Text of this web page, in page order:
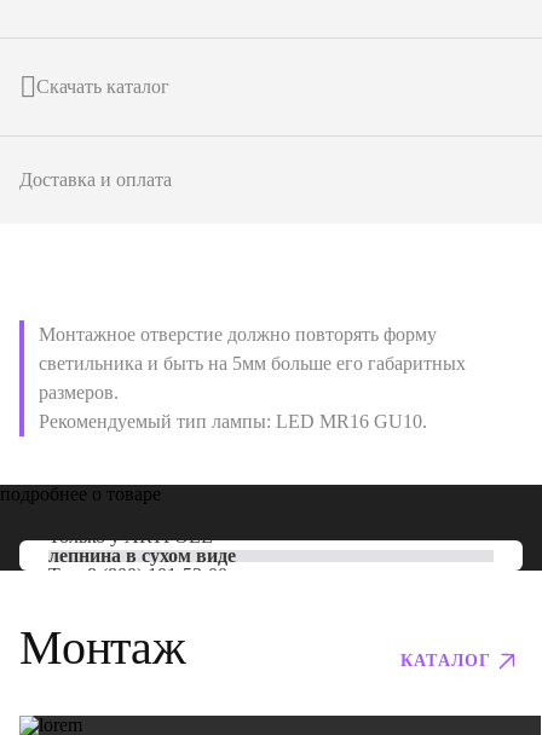
Скачать каталог
Доставка и оплата
Монтажное отверстие должно повторять форму
светильника и быть на 5мм больше его габаритных
размеров.
Рекомендуемый тип лампы: LED MR16 GU10.
подробнее о товаре
Только уARTPOLE
лепнина в сухом виде
Тел: 8 (800) 101-53-00
Монтаж КАТАЛОГ